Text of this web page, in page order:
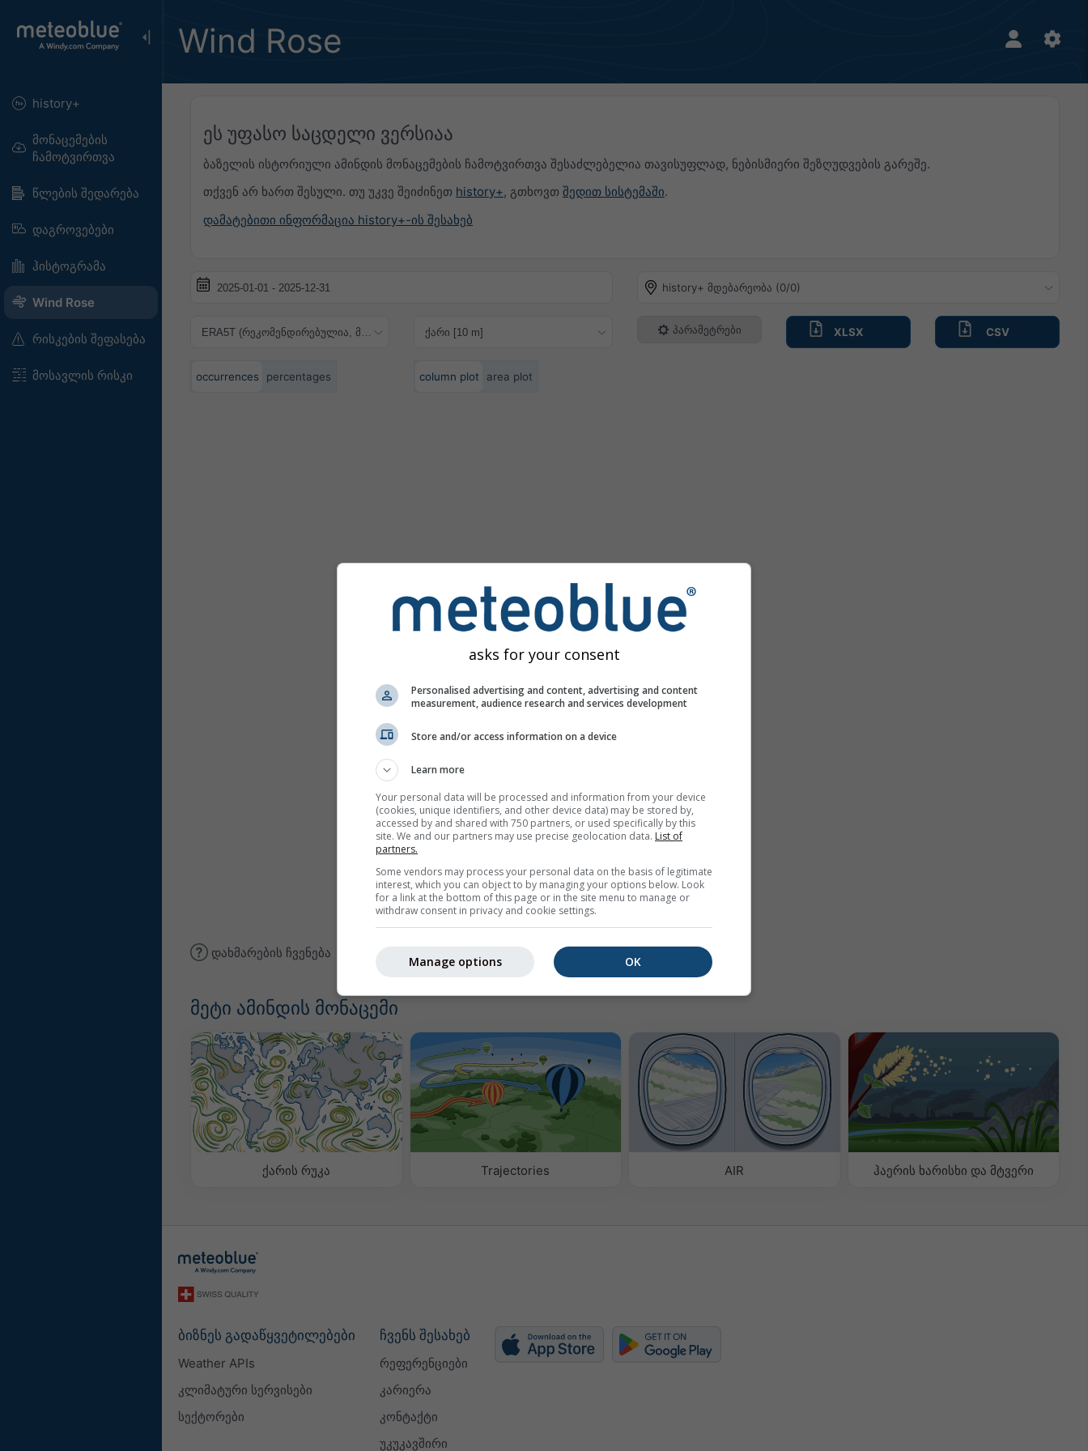
history+
მონაცემების
ჩამოტვირთვა
წლების შედარება
დაგროვებები
ჰისტოგრამა
Wind Rose
რისკების შეფასება
მოსავლის რისკი
Wind Rose
ეს უფასო საცდელი ვერსიაა
ბაზელის ისტორიული ამინდის მონაცემების ჩამოტვირთვა შესაძლებელია თავისუფლად, ნებისმიერი შეზღუდვების გარეშე.
თქვენ არ ხართ შესული. თუ უკვე შეიძინეთ history+, გთხოვთ შედით სისტემაში.
დამატებითი ინფორმაცია history+-ის შესახებ
history+ მდებარეობა (0/0)
პარამეტრები
occurrences percentages column plot area plot
დახმარების ჩვენება
მეტი ამინდის მონაცემი
ქარის რუკა Trajectories AIR ჰაერის ხარისხი და მტვერი
ბიზნეს გადაწყვეტილებები
Weather APIs
კლიმატური სერვისები
სექტორები
ჩვენს შესახებ
რეფერენციები
კარიერა
კონტაქტი
უკუკავშირი
asks for your consent
Personalised advertising and content, advertising and content
measurement, audience research and services development
Store and/or access information on a device
Learn more
Your personal data will be processed and information from your device
(cookies, unique identifiers, and other device data) may be stored by,
accessed by and shared with 750 partners, or used specifically by this
site. We and our partners may use precise geolocation data. List of
partners.
Some vendors may process your personal data on the basis of legitimate
interest, which you can object to by managing your options below. Look
for a link at the bottom of this page or in the site menu to manage or
withdraw consent in privacy and cookie settings.
OK
Manage options